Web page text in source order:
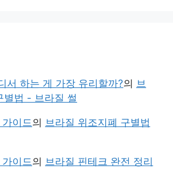
서 하는 게 가장 유리할까?의 브
별법 - 브라질 썰
이드의 브라질 위조지폐 구별법
이드의 브라질 핀테크 완전 정리